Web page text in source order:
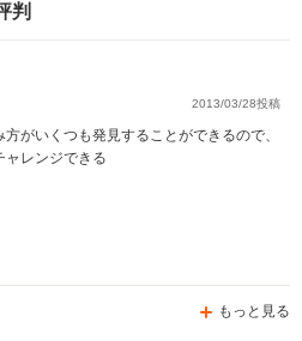
判
2013/03/28投稿
方がいくつも発見することができるので、
ャレンジできる
もっと見る